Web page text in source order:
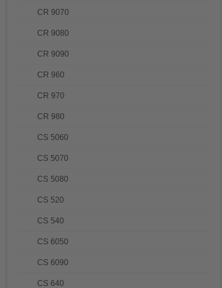
CR 9070
CR 9080
CR 9090
CR 960
CR 970
CR 980
CS 5060
CS 5070
CS 5080
CS 520
CS 540
CS 6050
CS 6090
CS 640